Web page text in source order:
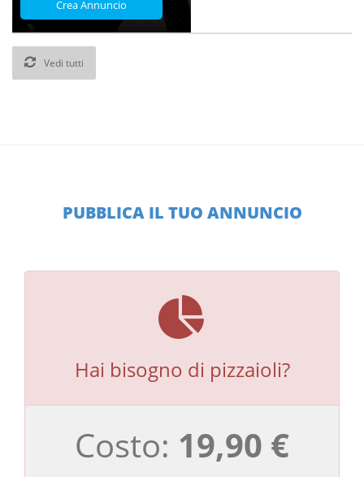
Crea Annuncio
Vedi tutti
PUBBLICA IL TUO ANNUNCIO
Hai bisogno di pizzaioli?
Costo: 19,90 €